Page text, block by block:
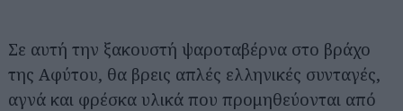
Σε αυτή την ξακουστή ψαροταβέρνα στο βράχο
της Αφύτου, θα βρεις απλές ελληνικές συνταγές,
αγνά και φρέσκα υλικά που προμηθεύονται από